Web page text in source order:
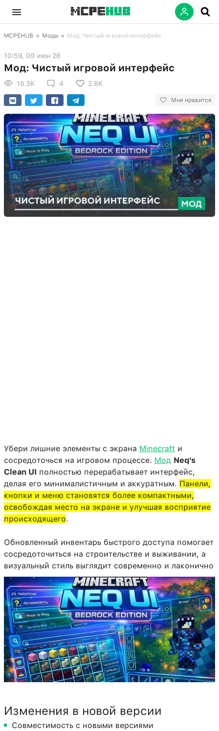
MCPEHUB » Моды » Мод: Чистый игровой интерфейс
10:59, 09 июн 26
Мод: Чистый игровой интерфейс
16.3K 4 2.8K
Мне нравится
Убери лишние элементы с экрана Minecraft и
сосредоточься на игровом процессе. Мод Neq's
Clean UI полностью перерабатывает интерфейс,
делая его минималистичным и аккуратным. Панели,
кнопки и меню становятся более компактными,
освобождая место на экране и улучшая восприятие
происходящего.
Обновленный инвентарь быстрого доступа помогает
сосредоточиться на строительстве и выживании, а
визуальный стиль выглядит современно и лаконично
Изменения в новой версии
Совместимость с новыми версиями